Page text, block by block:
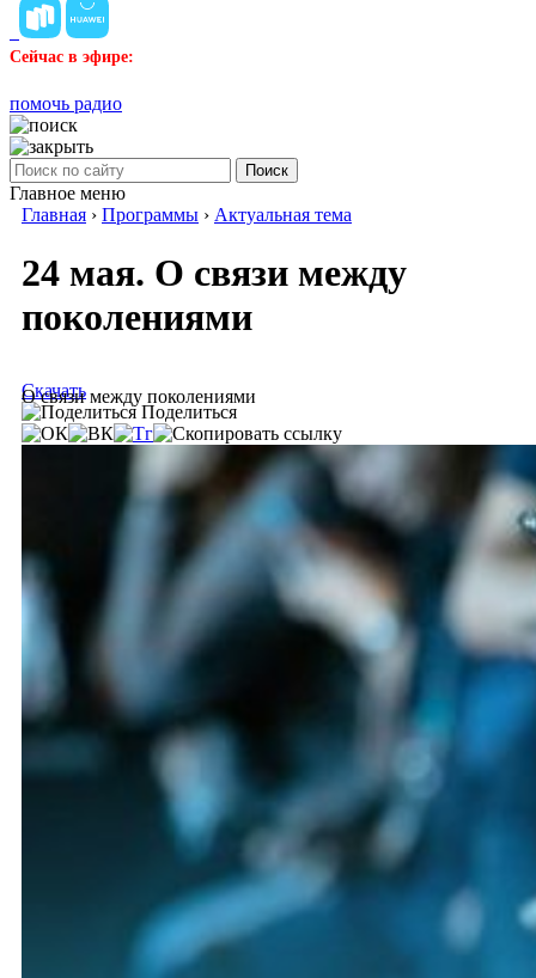
Сейчас в эфире:
помочь радио
Поиск
Главное меню
Главная › Программы › Актуальная тема
24 мая. О связи между
поколениями
О связи между поколениями
Скачать
Поделиться